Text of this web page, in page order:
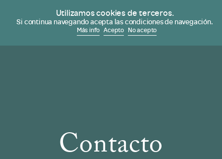
Utilizamos cookies de terceros.
Si continua navegando acepta las condiciones de navegación.
Más info Acepto No acepto
Desde 1978
Contacto